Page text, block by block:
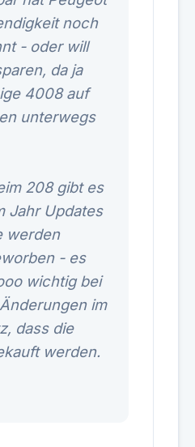
noch
- oder will
da ja
4008 auf
unterwegs
208 gibt es
Jahr Updates
werden
- es
wichtig bei
im
dass die
werden.